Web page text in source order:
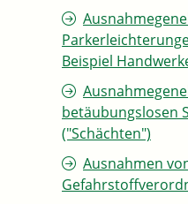
Beispiel
betäubungslosen
("Schächten")
Ausnahmen